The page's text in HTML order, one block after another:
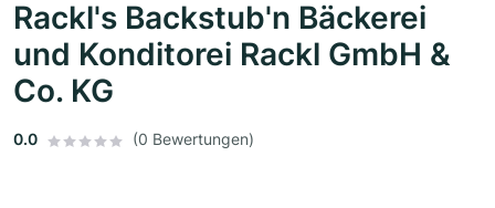
Rackl's Backstub'n Bäckerei
und Konditorei Rackl GmbH &
Co. KG
0.0 (0 Bewertungen)